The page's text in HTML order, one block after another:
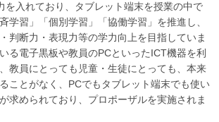
を入れており、タブレット端末を授業の中で
学習」「個別学習」「協働学習」を推進し、
判断力・表現力等の学力向上を目指していま
る電子黒板や教員のPCといったICT機器を利
教員にとっても児童・生徒にとっても、本来
ことがなく、PCでもタブレット端末でも使い
求められており、プロポーザルを実施されま